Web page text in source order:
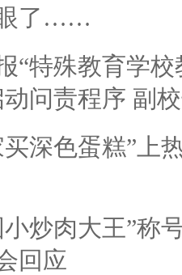
了……
“特殊教育学
问责程序 副
深色蛋糕”上
炒肉大王”称
回应